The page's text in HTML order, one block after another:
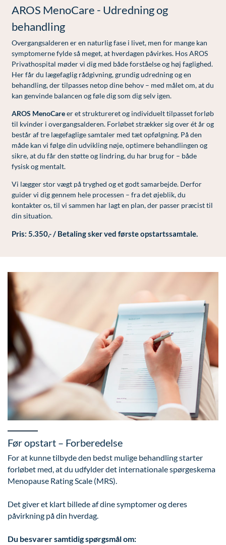
Ar og strækmærker
Uønsket hårvækst
Hårtab
Aldersprægede håndrygge
Kropsforyngelse og opstramning
Mandlig genitalområde - forskønnelse
Kosmetisk Plastikkirurgi
Kæbekirurgi
Skræddersyede dropbehandlinger
Før / efter billeder
Plasmaprodukter i æstetisk, kosmetisk og anti-
aging medicin
Prisliste
Skriv dig op
Udskrivelse
Kontakt os & Find vej
Kvalitet og patienttilfredshed
Nyttige links
Parkering og opladning på AROS Privathospital
Persondatapolitik på AROS
Samarbejde mellem specialer
Sengestuer
Standardbetingelser for privatbetalte
Ventetid i det offentlige - Frit sygehusvalg
Vores mål
AROS MenoCare - Udredning og
behandling
Overgangsalderen er en naturlig fase i livet, men for mange kan
symptomerne fylde så meget, at hverdagen påvirkes. Hos AROS
Privathospital møder vi dig med både forståelse og høj faglighed.
Her får du lægefaglig rådgivning, grundig udredning og en
behandling, der tilpasses netop dine behov – med målet om, at du
kan genvinde balancen og føle dig som dig selv igen.
AROS MenoCareer et struktureret og individuelt tilpasset forløb
til kvinder i overgangsalderen. Forløbet strækker sig over ét år og
består af tre lægefaglige samtaler med tæt opfølgning. På den
måde kan vi følge din udvikling nøje, optimere behandlingen og
sikre, at du får den støtte og lindring, du har brug for – både
fysisk og mentalt.
Vi lægger stor vægt på tryghed og et godt samarbejde. Derfor
guider vi dig gennem hele processen – fra det øjeblik, du
kontakter os, til vi sammen har lagt en plan, der passer præcist til
din situation.
Pris: 5.350,- / Betaling sker ved første opstartssamtale.
Før opstart – Forberedelse
For at kunne tilbyde den bedst mulige behandling starter
forløbet med, at du udfylder det internationale spørgeskema
Menopause Rating Scale (MRS).
Det giver et klart billede af dine symptomer og deres
påvirkning på din hverdag.
Du besvarer samtidig spørgsmål om: